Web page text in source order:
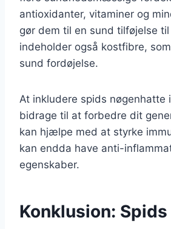
antioxidanter, vitaminer og
gør dem til en sund tilføjelse
indeholder også kostfibre,
sund fordøjelse.
At inkludere spids nøgenhatte
bidrage til at forbedre dit
kan hjælpe med at styrke
kan endda have anti-
egenskaber.
Konklusion: Spids